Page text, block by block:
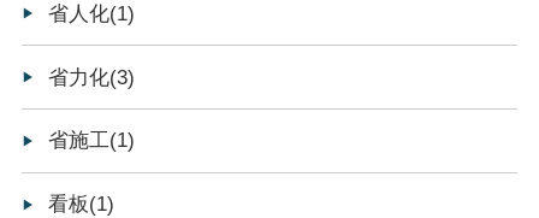
省人化(1)
省力化(3)
省施工(1)
看板(1)